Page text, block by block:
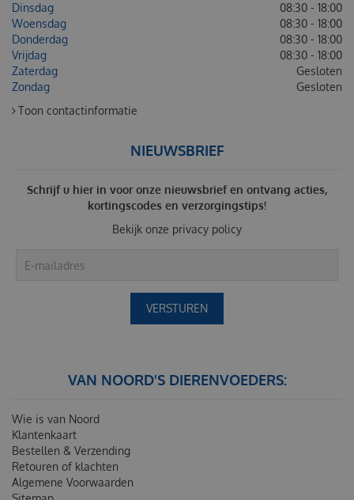
Dinsdag
08:30 - 18:00
Woensdag
08:30 - 18:00
Donderdag
08:30 - 18:00
Vrijdag
08:30 - 18:00
Zaterdag
Gesloten
Zondag
Gesloten
Toon contactinformatie
NIEUWSBRIEF
Schrijf u hier in voor onze nieuwsbrief en ontvang acties,
kortingscodes en verzorgingstips!
Bekijk onze privacy policy
VAN NOORD'S DIERENVOEDERS:
Wie is van Noord
Klantenkaart
Bestellen & Verzending
Retouren of klachten
Algemene Voorwaarden